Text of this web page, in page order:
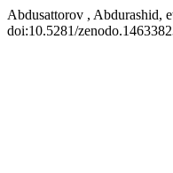
Abdusattorov , Abdurashid,
doi:10.5281/